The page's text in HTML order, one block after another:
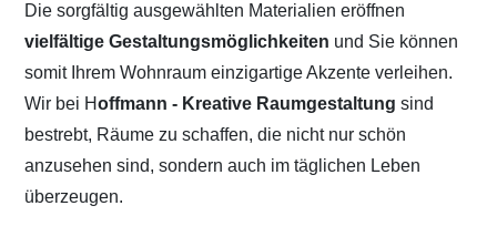
Die sorgfältig ausgewählten Materialien eröffnen
vielfältige Gestaltungsmöglichkeiten und Sie können
somit Ihrem Wohnraum einzigartige Akzente verleihen.
Wir bei Hoffmann - Kreative Raumgestaltung sind
bestrebt, Räume zu schaffen, die nicht nur schön
anzusehen sind, sondern auch im täglichen Leben
überzeugen.